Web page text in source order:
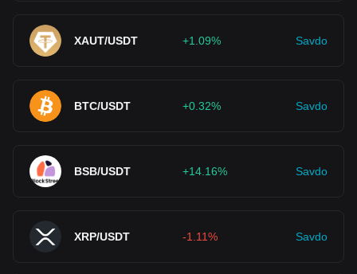
XAUT/USDT +1.09% Savdo
BTC/USDT +0.32% Savdo
BSB/USDT +14.16% Savdo
XRP/USDT -1.11% Savdo